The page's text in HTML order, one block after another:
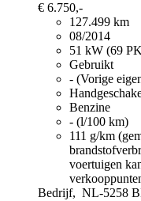
€ 6.750,-
127.499 km
08/2014
51 kW (69
Gebruikt
- (Vorige
Benzine
- (l/100 km)
111 g/km
voertuigen
Bedrijf, NL-5258